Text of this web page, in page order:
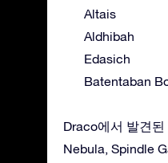
Altais
Aldhibah
Edasich
Batentaban
Draco에서 발견된
Nebula, Spindle